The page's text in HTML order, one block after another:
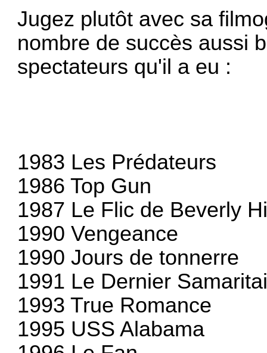
Jugez plutôt avec sa
nombre de succès aussi
spectateurs qu'il a eu :
1983 Les Prédateurs
1986 Top Gun
1987 Le Flic de Beverly
1990 Vengeance
1990 Jours de tonnerre
1991 Le Dernier
1993 True Romance
1995 USS Alabama